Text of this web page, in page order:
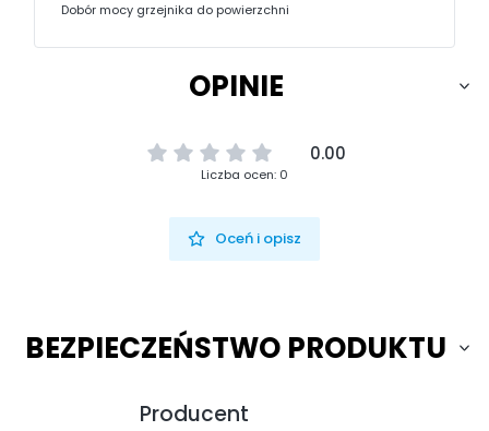
Dobór mocy grzejnika do powierzchni
OPINIE
0.00
Liczba ocen: 0
Oceń i opisz
BEZPIECZEŃSTWO PRODUKTU
Producent